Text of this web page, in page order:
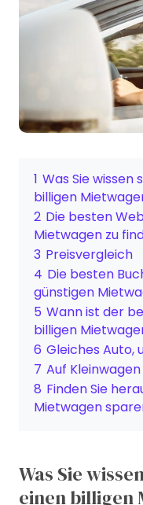
1 Was Sie wissen
billigen
2 Die besten
Mietwagen zu
3 Preisvergleich
4 Die besten
günstigen
5 Wann ist der
billigen
6 Gleiches Auto,
7 Auf
8 Finden Sie
Mietwagen
Was Sie
einen billigen